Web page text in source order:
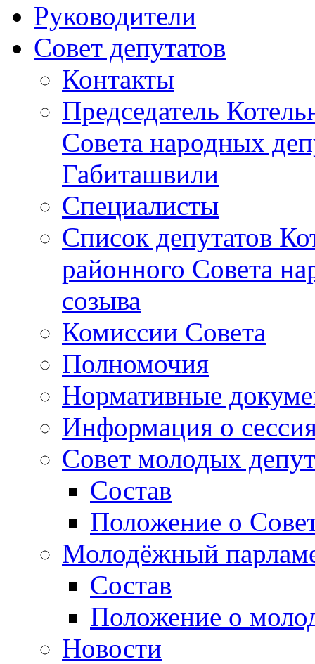
Руководители
Совет депутатов
Контакты
Председатель
Совета народных
Габиташвили
Специалисты
Список депутатов
районного Совета
созыва
Комиссии Совета
Полномочия
Нормативные
Информация о
Совет молодых
Состав
Положение о
Молодёжный
Состав
Положение о
Новости